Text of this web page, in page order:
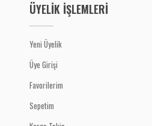
ÜYELİK İŞLEMLERİ
Yeni Üyelik
Üye Girişi
Favorilerim
Sepetim